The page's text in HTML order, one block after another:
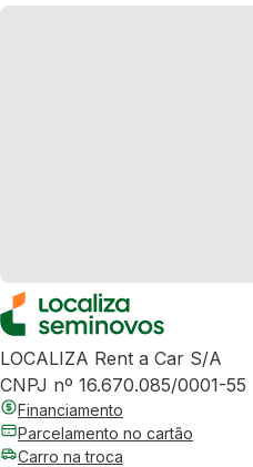
LOCALIZA Rent a Car S/A
CNPJ nº 16.670.085/0001-55
Financiamento
Parcelamento no cartão
Carro na troca